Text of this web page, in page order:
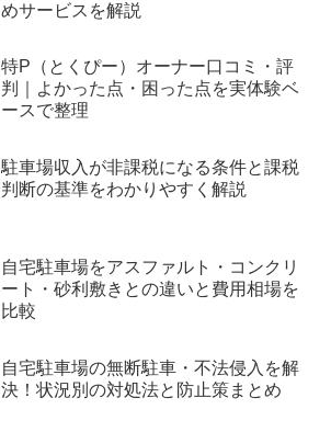
めサービスを解説
特P（とくぴー）オーナー口コミ・評
判｜よかった点・困った点を実体験ベ
ースで整理
駐車場収入が非課税になる条件と課税
判断の基準をわかりやすく解説
自宅駐車場をアスファルト・コンクリ
ート・砂利敷きとの違いと費用相場を
比較
自宅駐車場の無断駐車・不法侵入を解
決！状況別の対処法と防止策まとめ